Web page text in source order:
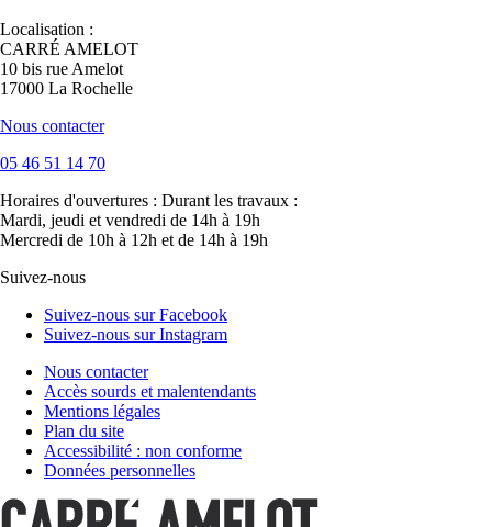
Localisation :
CARRÉ AMELOT
10 bis rue Amelot
17000 La Rochelle
Nous contacter
05 46 51 14 70
Horaires d'ouvertures : Durant les travaux :
Mardi, jeudi et vendredi de 14h à 19h
Mercredi de 10h à 12h et de 14h à 19h
Suivez-nous
Suivez-nous sur Facebook
Suivez-nous sur Instagram
Nous contacter
Accès sourds et malentendants
Mentions légales
Plan du site
Accessibilité : non conforme
Données personnelles